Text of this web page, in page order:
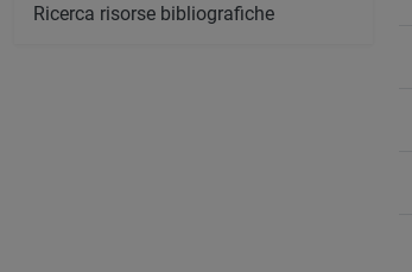
Ricerca risorse bibliografiche